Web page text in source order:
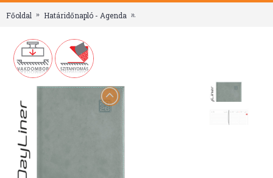
Főoldal Határidőnapló - Agenda